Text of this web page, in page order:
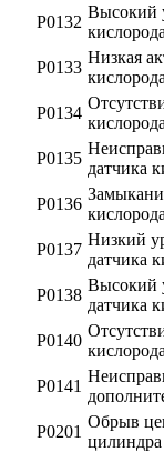
Р0132
Высокий
Р0133
Низкая
Р0134
Р0135
датчика
Р0136
Р0137
Низкий
датчика
Р0138
Высокий
датчика
Р0140
Р0141
Р0201
Обрыв
цилиндра